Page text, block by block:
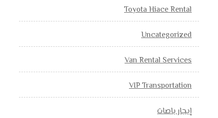
Toyota Hiace Rental
Uncategorized
Van Rental Services
VIP Transportation
إيجار باصات